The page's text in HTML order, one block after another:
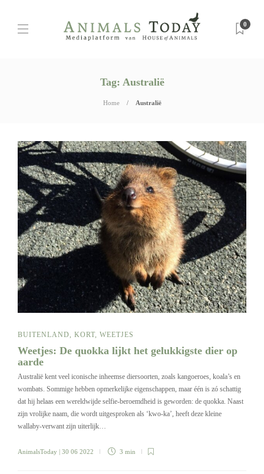
0
Tag: Australië
Home Australië
BUITENLAND, KORT, WEETJES
Weetjes: De quokka lijkt het gelukkigste dier op
aarde
Australië kent veel iconische inheemse diersoorten, zoals kangoeroes, koala’s en
wombats. Sommige hebben opmerkelijke eigenschappen, maar één is zó schattig
dat hij helaas een wereldwijde selfie-beroemdheid is geworden: de quokka. Naast
zijn vrolijke naam, die wordt uitgesproken als ‘kwo-ka’, heeft deze kleine
wallaby-verwant zijn uiterlijk…
AnimalsToday | 30 06 2022 3 min